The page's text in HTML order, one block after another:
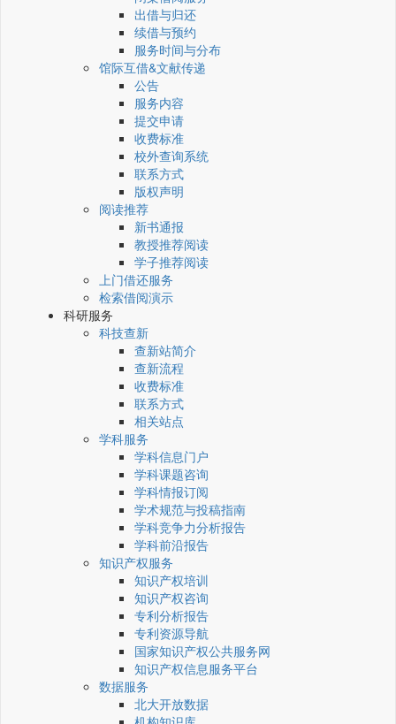
出借与归还
续借与预约
服务时间与分布
馆际互借&文献传递
公告
服务内容
提交申请
收费标准
校外查询系统
联系方式
版权声明
阅读推荐
新书通报
教授推荐阅读
学子推荐阅读
上门借还服务
检索借阅演示
科研服务
科技查新
查新站简介
查新流程
收费标准
联系方式
相关站点
学科服务
学科信息门户
学科课题咨询
学科情报订阅
学术规范与投稿指南
学科竞争力分析报告
学科前沿报告
知识产权服务
知识产权培训
知识产权咨询
专利分析报告
专利资源导航
国家知识产权公共服务网
知识产权信息服务平台
数据服务
北大开放数据